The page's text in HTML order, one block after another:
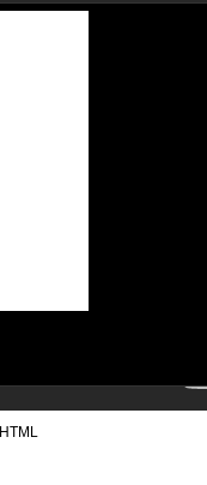
HTML